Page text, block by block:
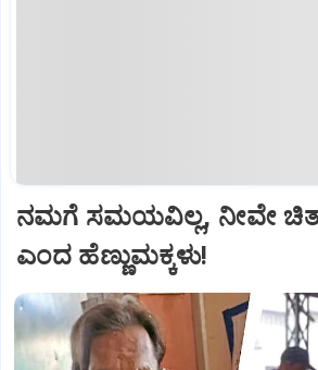
ನಮಗೆ ಸಮಯವಿಲ್ಲ, ನೀವೇ
ಎಂದ ಹೆಣ್ಣುಮಕ್ಕಳು!